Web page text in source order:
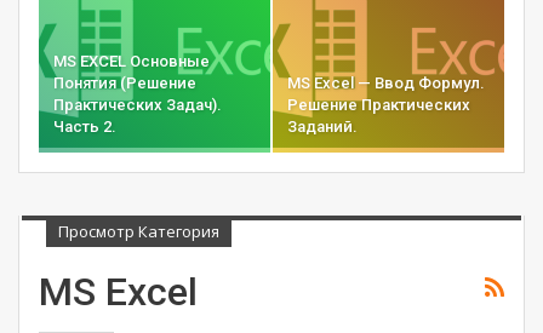
MS EXCEL Основные
Понятия (Решение
Практических Задач).
Часть 2.
MS Excel — Ввод Формул.
Решение Практических
Заданий.
Просмотр Категория
MS Excel